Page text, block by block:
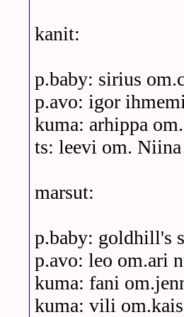
kanit:
p.baby: sirius
p.avo: igor
kuma: arhippa
ts: leevi om.
marsut:
p.baby: goldhill's
p.avo: leo om.ari
kuma: fani
kuma: vili